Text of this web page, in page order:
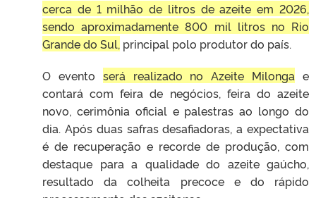
cerca de 1 milhão de litros de azeite em 2026,
sendo aproximadamente 800 mil litros no Rio
Grande do Sul, principal polo produtor do país.
O evento será realizado no Azeite Milonga e
contará com feira de negócios, feira do azeite
novo, cerimônia oficial e palestras ao longo do
dia. Após duas safras desafiadoras, a expectativa
é de recuperação e recorde de produção, com
destaque para a qualidade do azeite gaúcho,
resultado da colheita precoce e do rápido